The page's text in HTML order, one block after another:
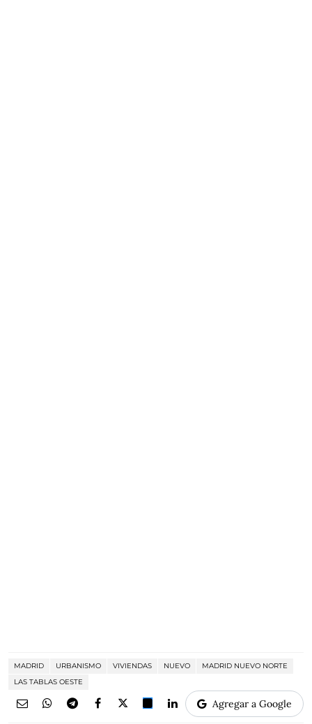
MADRID URBANISMO VIVIENDAS NUEVO
MADRID NUEVO NORTE
LAS TABLAS OESTE
Agregar a Google